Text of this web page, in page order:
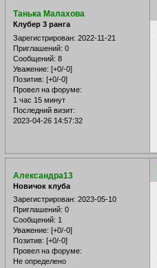
Танька Малахова
Клубер 3 ранга
Зарегистрирован: 2022-11-21
Приглашений: 0
Сообщений: 8
Уважение: [+0/-0]
Позитив: [+0/-0]
Провел на форуме:
1 час 15 минут
Последний визит:
2023-04-26 14:57:32
Александра13
Новичок клуба
Зарегистрирован: 2023-05-10
Приглашений: 0
Сообщений: 1
Уважение: [+0/-0]
Позитив: [+0/-0]
Провел на форуме:
Не определено